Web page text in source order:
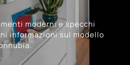
moderni e specchi
informazioni sul modello